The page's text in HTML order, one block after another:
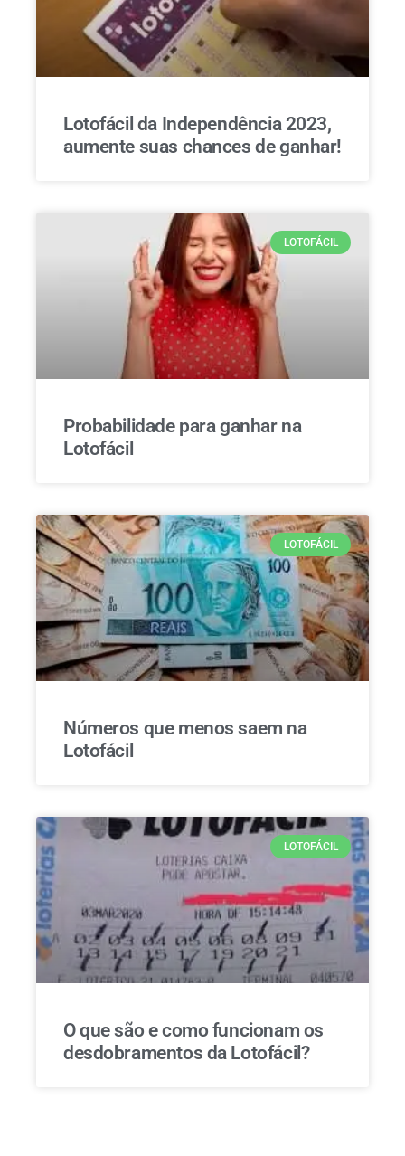
Lotofácil da Independência 2023,
aumente suas chances de ganhar!
LOTOFÁCIL
Probabilidade para ganhar na
Lotofácil
LOTOFÁCIL
Números que menos saem na
Lotofácil
LOTOFÁCIL
O que são e como funcionam os
desdobramentos da Lotofácil?